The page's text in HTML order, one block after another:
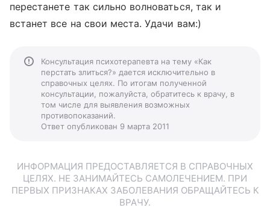
перестанете так сильно волноваться, так и
встанет все на свои места. Удачи вам:)
Консультация психотерапевта на тему «Как
перстать злиться?» дается исключительно в
справочных целях. По итогам полученной
консультации, пожалуйста, обратитесь к врачу, в
том числе для выявления возможных
противопоказаний.
Ответ опубликован 9 марта 2011
ИНФОРМАЦИЯ ПРЕДОСТАВЛЯЕТСЯ В СПРАВОЧНЫХ
ЦЕЛЯХ. НЕ ЗАНИМАЙТЕСЬ САМОЛЕЧЕНИЕМ. ПРИ
ПЕРВЫХ ПРИЗНАКАХ ЗАБОЛЕВАНИЯ ОБРАЩАЙТЕСЬ К
ВРАЧУ.